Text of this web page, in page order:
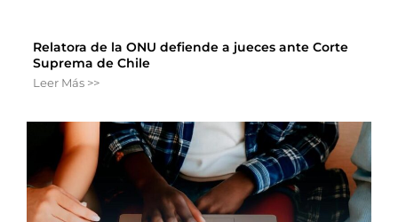
Relatora de la ONU defiende a jueces ante Corte
Suprema de Chile
Leer Más >>